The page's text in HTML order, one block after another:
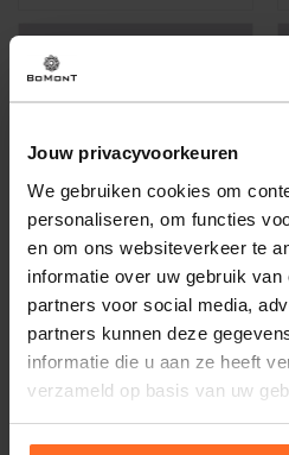
Jouw privacyvoorkeuren
We gebruiken cookies om
personaliseren, om functies
en om ons websiteverkeer te
informatie over uw gebruik
partners voor social media,
partners kunnen deze
informatie die u aan ze heeft
verzameld op basis van uw
Duurzaam
Glitter Top Blauw